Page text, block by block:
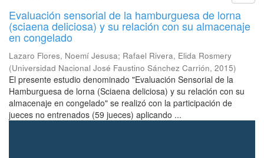
Evaluación sensorial de la hamburguesa de lorna
(sciaena deliciosa) y su relación con su almacenaje
en congelado
Lazaro Flores, Noemí Jesusa; Rafael Rivera, Elida Rosmery
(Universidad Nacional José Faustino Sánchez Carrión, 2015)
El presente estudio denominado "Evaluación Sensorial de la
Hamburguesa de lorna (Sciaena deliciosa) y su relación con su
almacenaje en congelado" se realizó con la participación de
jueces no entrenados (59 jueces) aplicando ...